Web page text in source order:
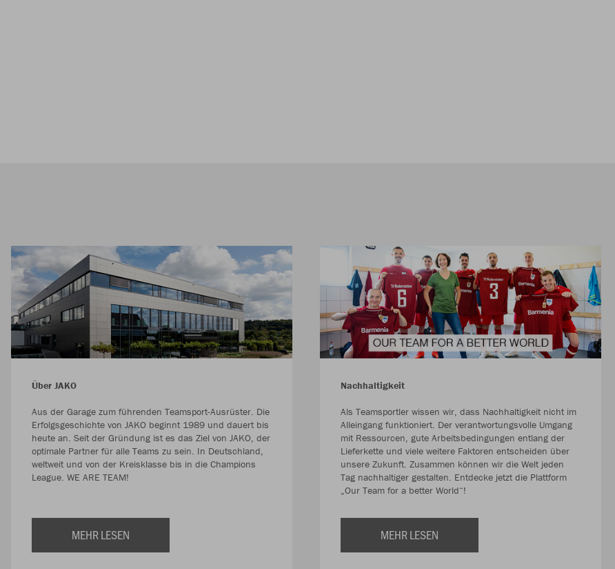
Über JAKO
Aus der Garage zum führenden Teamsport-Ausrüster. Die
Erfolgsgeschichte von JAKO beginnt 1989 und dauert bis
heute an. Seit der Gründung ist es das Ziel von JAKO, der
optimale Partner für alle Teams zu sein. In Deutschland,
weltweit und von der Kreisklasse bis in die Champions
League. WE ARE TEAM!
MEHR LESEN
Nachhaltigkeit
Als Teamsportler wissen wir, dass Nachhaltigkeit nicht im
Alleingang funktioniert. Der verantwortungsvolle Umgang
mit Ressourcen, gute Arbeitsbedingungen entlang der
Lieferkette und viele weitere Faktoren entscheiden über
unsere Zukunft. Zusammen können wir die Welt jeden
Tag nachhaltiger gestalten. Entdecke jetzt die Plattform
„Our Team for a better World“!
MEHR LESEN